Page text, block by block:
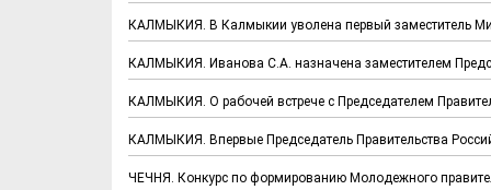
КАЛМЫКИЯ. В Калмыкии уволена первый заместитель
КАЛМЫКИЯ. Иванова С.А. назначена заместителем
КАЛМЫКИЯ. О рабочей встрече с Председателем
КАЛМЫКИЯ. Впервые Председатель Правительства
ЧЕЧНЯ. Конкурс по формированию Молодежного